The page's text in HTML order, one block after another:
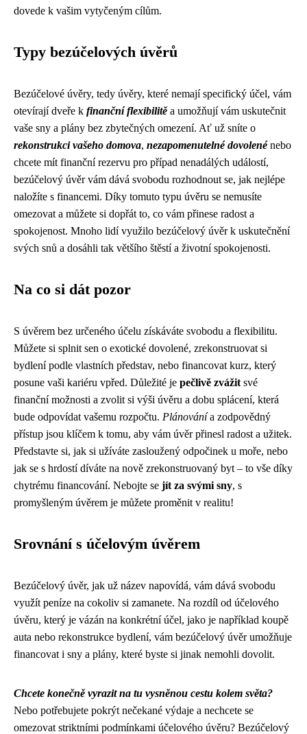
dovede k vašim vytyčeným cílům.
Typy bezúčelových úvěrů
Bezúčelové úvěry, tedy úvěry, které nemají specifický účel, vám
otevírají dveře k finanční flexibilitěa umožňují vám uskutečnit
vaše sny a plány bez zbytečných omezení. Ať už sníte o
rekonstrukci vašeho domova, nezapomenutelné dovolenénebo
chcete mít finanční rezervu pro případ nenadálých událostí,
bezúčelový úvěr vám dává svobodu rozhodnout se, jak nejlépe
naložíte s financemi. Díky tomuto typu úvěru se nemusíte
omezovat a můžete si dopřát to, co vám přinese radost a
spokojenost. Mnoho lidí využilo bezúčelový úvěr k uskutečnění
svých snů a dosáhli tak většího štěstí a životní spokojenosti.
Na co si dát pozor
S úvěrem bez určeného účelu získáváte svobodu a flexibilitu.
Můžete si splnit sen o exotické dovolené, zrekonstruovat si
bydlení podle vlastních představ, nebo financovat kurz, který
posune vaši kariéru vpřed. Důležité je pečlivě zvážit své
finanční možnosti a zvolit si výši úvěru a dobu splácení, která
bude odpovídat vašemu rozpočtu. Plánovánía zodpovědný
přístup jsou klíčem k tomu, aby vám úvěr přinesl radost a užitek.
Představte si, jak si užíváte zasloužený odpočinek u moře, nebo
jak se s hrdostí díváte na nově zrekonstruovaný byt – to vše díky
chytrému financování. Nebojte se jít za svými sny, s
promyšleným úvěrem je můžete proměnit v realitu!
Srovnání s účelovým úvěrem
Bezúčelový úvěr, jak už název napovídá, vám dává svobodu
využít peníze na cokoliv si zamanete. Na rozdíl od účelového
úvěru, který je vázán na konkrétní účel, jako je například koupě
auta nebo rekonstrukce bydlení, vám bezúčelový úvěr umožňuje
financovat i sny a plány, které byste si jinak nemohli dovolit.
Chcete konečně vyrazit na tu vysněnou cestu kolem světa?
Nebo potřebujete pokrýt nečekané výdaje a nechcete se
omezovat striktními podmínkami účelového úvěru? Bezúčelový